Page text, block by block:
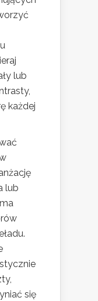
lub
każdej
lub
się